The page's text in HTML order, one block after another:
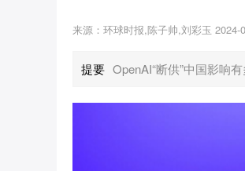
来源：环球时报,陈子帅,刘彩玉 2024-
提要 OpenAI“断供”中国影响